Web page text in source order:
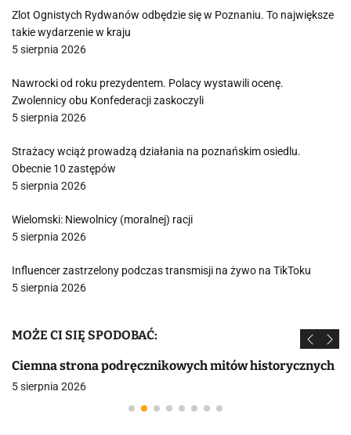
Zlot Ognistych Rydwanów odbędzie się w Poznaniu. To największe
takie wydarzenie w kraju
5 sierpnia 2026
Nawrocki od roku prezydentem. Polacy wystawili ocenę.
Zwolennicy obu Konfederacji zaskoczyli
5 sierpnia 2026
Strażacy wciąż prowadzą działania na poznańskim osiedlu.
Obecnie 10 zastępów
5 sierpnia 2026
Wielomski: Niewolnicy (moralnej) racji
5 sierpnia 2026
Influencer zastrzelony podczas transmisji na żywo na TikToku
5 sierpnia 2026
MOŻE CI SIĘ SPODOBAĆ:
Ciemna strona podręcznikowych mitów historycznych
5 sierpnia 2026